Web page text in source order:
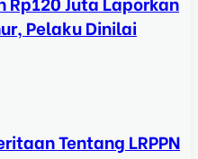
Pelaku Dinilai
Tentang LRPPN